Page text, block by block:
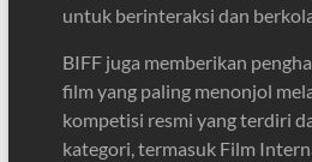
untuk berinteraksi dan
BIFF juga memberikan
film yang paling menonjol
kompetisi resmi yang terdiri
kategori, termasuk Film